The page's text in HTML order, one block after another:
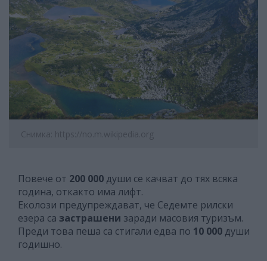
Снимка: https://no.m.wikipedia.org
Повече от 200 000 души се качват до тях всяка
година, откакто има лифт.
Еколози предупреждават, че Седемте рилски
езера са застрашени заради масовия туризъм.
Преди това пеша са стигали едва по 10 000 души
годишно.